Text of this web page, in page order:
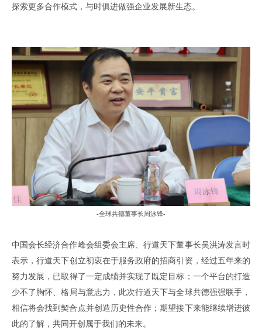
探索更多合作模式 ， 与时俱进做强企业发展新生态。
-全球共德董事长周泳锋-
中国会长经济合作峰会组委会主席、行道天下董事长吴洪涛发言时
表示 ，行道天下创立初衷在于服务政府的招商引资， 经过五年来的
努力发展 ， 已取得了一定成绩并实现了既定目标 ； 一个平台的打造
少不了胸怀、格局与意志力 ， 此次行道天下与全球共德强强联手 ，
相信将会找到契合点并创造历史性合作 ；期望接下来能继续增进彼
此的了解，共同 开创 属于我们的未来。